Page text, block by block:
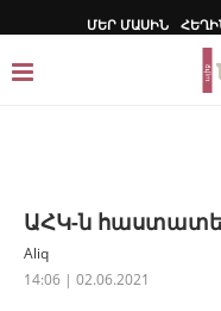
ՄԵՐ ՄԱՍԻՆ
ԱՀԿ-ն
Aliq
14:06 | 02.06.2021